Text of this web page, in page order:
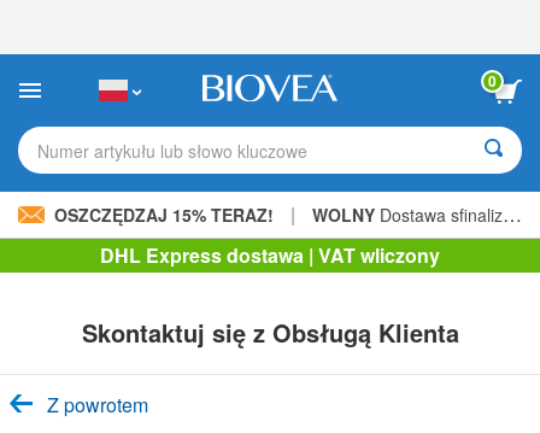
strona
internetowa
zawiera
ułatwień
dostępu.
0
Numer artykułu lub słowo kluczowe
OSZCZĘDZAJ 15% TERAZ! | WOLNY Dostawa sfinalizowana 206,00 zł »
DHL Express dostawa | VAT wliczony
Skontaktuj się z Obsługą Klienta
Z powrotem